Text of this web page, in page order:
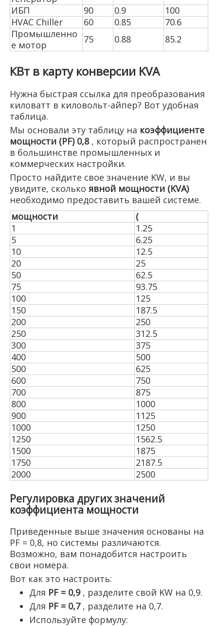
ИБП
90 0.9
100
HVAC Chiller
60 0.85
70.6
Промышленно
е мотор
75 0.88 85.2
КВт в карту конверсии KVA
Нужна быстрая ссылка для преобразования
киловатт в киловольт-айпер? Вот удобная
таблица.
Мы основали эту таблицу на коэффициенте
мощности (PF) 0,8 , который распространен
в большинстве промышленных и
коммерческих настройки.
Просто найдите свое значение KW, и вы
увидите, сколько явной мощности (KVA)
необходимо предоставить вашей системе.
мощности
(
1
1.25
5
6.25
10
12.5
20
25
50
62.5
75
93.75
100
125
150
187.5
200
250
250
312.5
300
375
400
500
500
625
600
750
700
875
800
1000
900
1125
1000
1250
1250
1562.5
1500
1875
1750
2187.5
2000
2500
Регулировка других значений
коэффициента мощности
Приведенные выше значения основаны на
PF = 0,8, но системы различаются.
Возможно, вам понадобится настроить
свои номера.
Вот как это настроить:
Для PF = 0,9 , разделите свой KW на 0,9.
Для PF = 0,7 , разделите на 0,7.
Используйте формулу: